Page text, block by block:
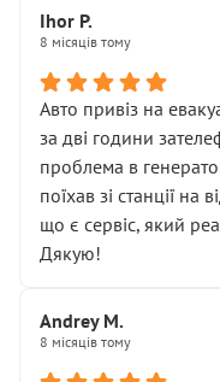
Далі ситуація тільки
• сказали, що тепер
• що біля авто
• почали озвучувати
чіткого пояснення
( ну все зняли та
Окремий момент,
мені заявили, що
міняти разом із
Для людини, яка хоча
це звучить як
спроба продати
Ihor P.
8 місяців тому
Авто привіз на
за дві години
проблема в
поїхав зі станції
що є сервіс, який
Дякую!
Andrey M.
8 місяців тому